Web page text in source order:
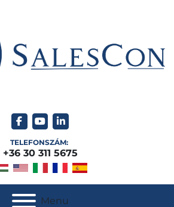
facebook
youtubelinkedin
TELEFONSZÁM:
+36 30 311 5675
Menu